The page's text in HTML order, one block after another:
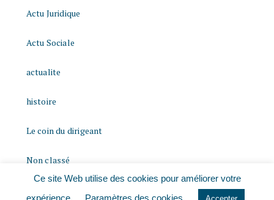
Actu Juridique
Actu Sociale
actualite
histoire
Le coin du dirigeant
Non classé
Ce site Web utilise des cookies pour améliorer votre
expérience.
Paramètres des cookies